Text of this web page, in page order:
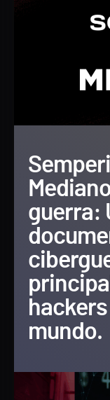
guerra:
mundo.